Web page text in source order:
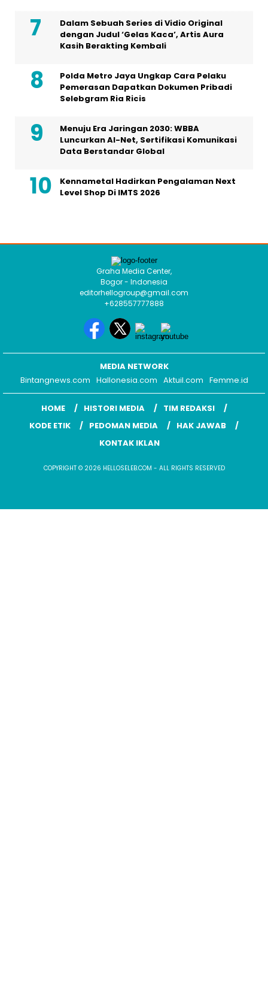
Dalam Sebuah Series di Vidio Original
dengan Judul ‘Gelas Kaca’, Artis Aura
Kasih Berakting Kembali
Polda Metro Jaya Ungkap Cara Pelaku
Pemerasan Dapatkan Dokumen Pribadi
Selebgram Ria Ricis
Menuju Era Jaringan 2030: WBBA
Luncurkan AI-Net, Sertifikasi Komunikasi
Data Berstandar Global
Kennametal Hadirkan Pengalaman Next
Level Shop Di IMTS 2026
Graha Media Center,
Bogor - Indonesia
editorhellogroup@gmail.com
+628557777888
MEDIA NETWORK
Bintangnews.com Hallonesia.com Aktuil.com Femme.id
HOME HISTORI MEDIA
TIM REDAKSI
KODE ETIK
PEDOMAN MEDIA
HAK JAWAB
KONTAK IKLAN
COPYRIGHT © 2026 HELLOSELEB.COM - ALL RIGHTS RESERVED